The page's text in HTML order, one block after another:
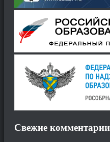
Свежие комментарии